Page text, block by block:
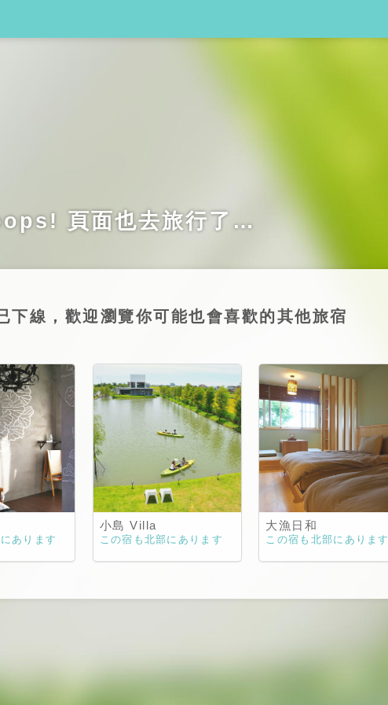
頁面也去旅行了…
下線，歡迎瀏覽你可能也會喜歡的其他旅宿
あります
小島 Villa
この宿も北部にあります
大漁日和
この宿も北部にあります